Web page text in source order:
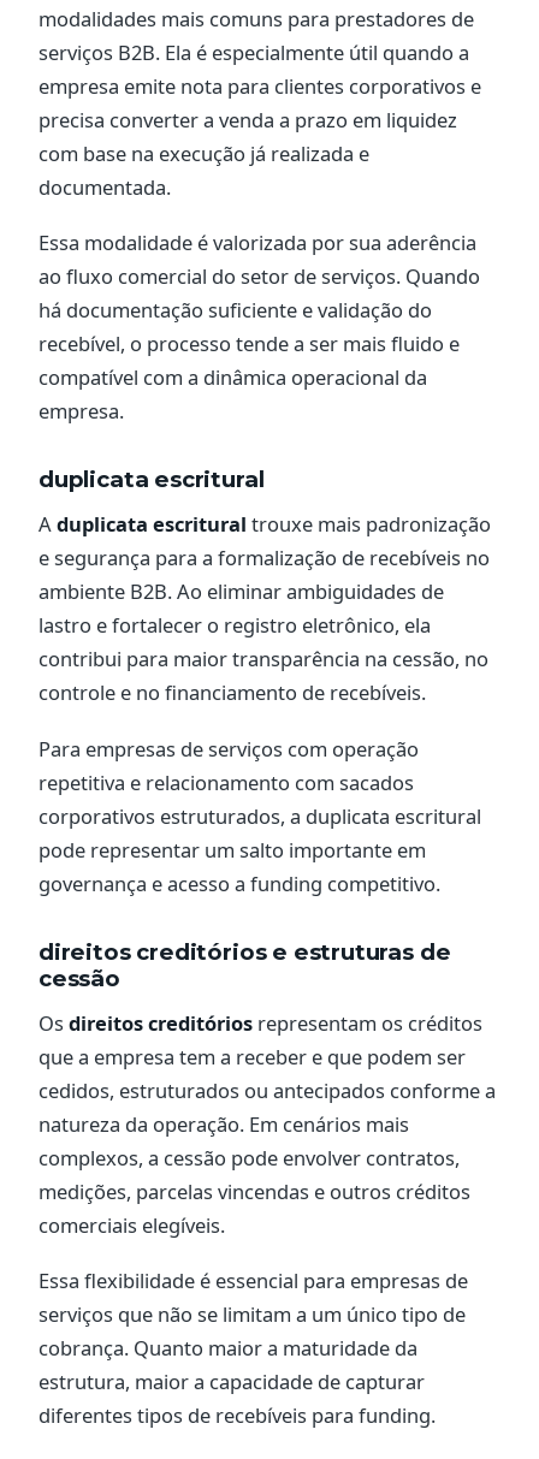
modalidades mais comuns para prestadores de
serviços B2B. Ela é especialmente útil quando a
empresa emite nota para clientes corporativos e
precisa converter a venda a prazo em liquidez
com base na execução já realizada e
documentada.
Essa modalidade é valorizada por sua aderência
ao fluxo comercial do setor de serviços. Quando
há documentação suficiente e validação do
recebível, o processo tende a ser mais fluido e
compatível com a dinâmica operacional da
empresa.
duplicata escritural
Aduplicata escritural trouxe mais padronização
e segurança para a formalização de recebíveis no
ambiente B2B. Ao eliminar ambiguidades de
lastro e fortalecer o registro eletrônico, ela
contribui para maior transparência na cessão, no
controle e no financiamento de recebíveis.
Para empresas de serviços com operação
repetitiva e relacionamento com sacados
corporativos estruturados, a duplicata escritural
pode representar um salto importante em
governança e acesso a funding competitivo.
direitos creditórios e estruturas de
cessão
Os direitos creditórios representam os créditos
que a empresa tem a receber e que podem ser
cedidos, estruturados ou antecipados conforme a
natureza da operação. Em cenários mais
complexos, a cessão pode envolver contratos,
medições, parcelas vincendas e outros créditos
comerciais elegíveis.
Essa flexibilidade é essencial para empresas de
serviços que não se limitam a um único tipo de
cobrança. Quanto maior a maturidade da
estrutura, maior a capacidade de capturar
diferentes tipos de recebíveis para funding.